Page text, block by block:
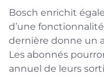
Bosch enrichit
d’une
dernière donne un
Les abonnés
annuel de leurs